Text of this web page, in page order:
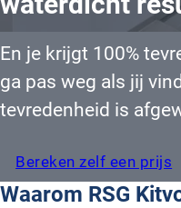
En je krijgt 100%
ga pas weg als jij
tevredenheid is
Bereken zelf een prijs
Waarom RSG